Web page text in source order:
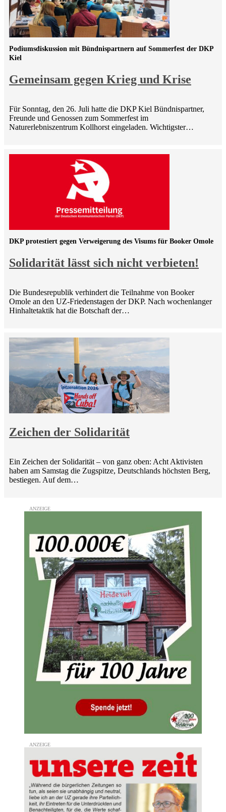
Gemeinsam gegen Krieg und Krise
Podiumsdiskussion mit Bündnispartnern auf Sommerfest der DKP
Kiel
Für Sonntag, den 26. Juli hatte die DKP Kiel Bündnispartner,
Freunde und Genossen zum Sommerfest im
Naturerlebniszentrum Kollhorst eingeladen. Wichtigster…
Solidarität lässt sich nicht verbieten!
DKP protestiert gegen Verweigerung des Visums für Booker Omole
Die Bundesrepublik verhindert die Teilnahme von Booker
Omole an den UZ-Friedenstagen der DKP. Nach wochenlanger
Hinhaltetaktik hat die Botschaft der…
Zeichen der Solidarität
Ein Zeichen der Solidarität – von ganz oben: Acht Aktivisten
haben am Samstag die Zugspitze, Deutschlands höchsten Berg,
bestiegen. Auf dem…